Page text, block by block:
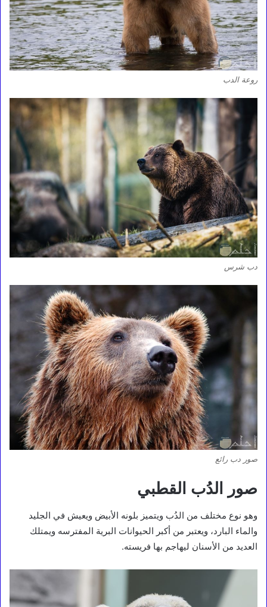
روعة الدب
دب شرس
صور دب رائع
صور الدُب القطبي
وهو نوع مختلف من الدُب ويتميز بلونه الأبيض ويعيش في الجليد
والماء البارد، ويعتبر من أكبر الحيوانات البرية المفترسه ويمتلك
العديد من الأسنان ليهاجم بها فريسته.